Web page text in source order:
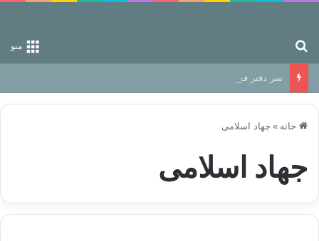
منو
سر دفتر فساد در زمین‌، دوری وکناره‌گیری از راه خداست‌!
خانه » جھاد اسلامی
جھاد اسلامی